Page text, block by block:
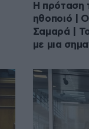
Η πρόταση
ηθοποιό |
Σαμαρά |
με μια